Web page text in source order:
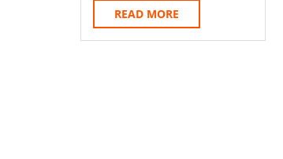
READ MORE
MORE